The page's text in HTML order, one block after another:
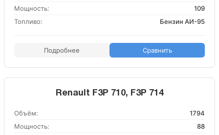
Мощность:
109
Топливо:
Бензин АИ-95
Подробнее Сравнить
Renault F3P 710, F3P 714
Объём:
1794
Мощность:
88